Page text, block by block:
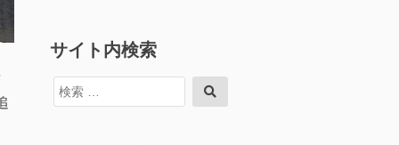
サイト内検索
検
索
索